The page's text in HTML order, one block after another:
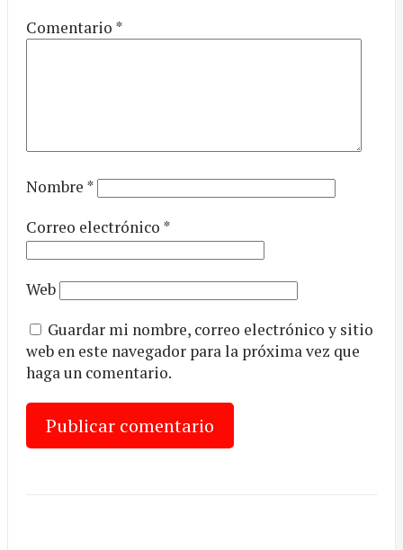
Comentario *
Nombre *
Correo electrónico *
Web
Guardar mi nombre, correo electrónico y sitio
web en este navegador para la próxima vez que
haga un comentario.